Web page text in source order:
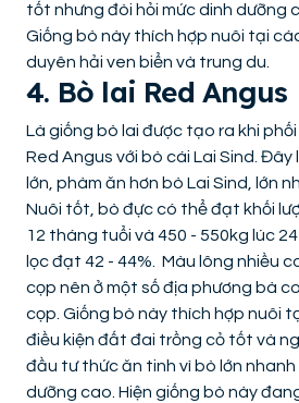
tốt nhưng đòi hỏi mức dinh dưỡng
Giống bò này thích hợp nuôi tại
duyên hải ven biển và trung du.
4. Bò lai Red Angus
Là giống bò lai được tạo ra khi
Red Angus với bò cái Lai Sind.
lớn, phàm ăn hơn bò Lai Sind, lớn
Nuôi tốt, bò đực có thể đạt khối
12 tháng tuổi và 450 - 550kg lúc
lọc đạt 42 - 44%. Màu lông nhiều
cọp nên ở một số địa phương bà
cọp. Giống bò này thích hợp nuôi
điều kiện đất đai trồng cỏ tốt và
đầu tư thức ăn tinh vì bò lớn nhanh
dưỡng cao. Hiện giống bò này